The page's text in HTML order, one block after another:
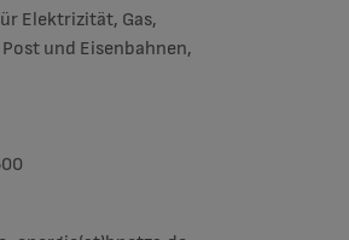
Elektrizität, Gas,
und Eisenbahnen,